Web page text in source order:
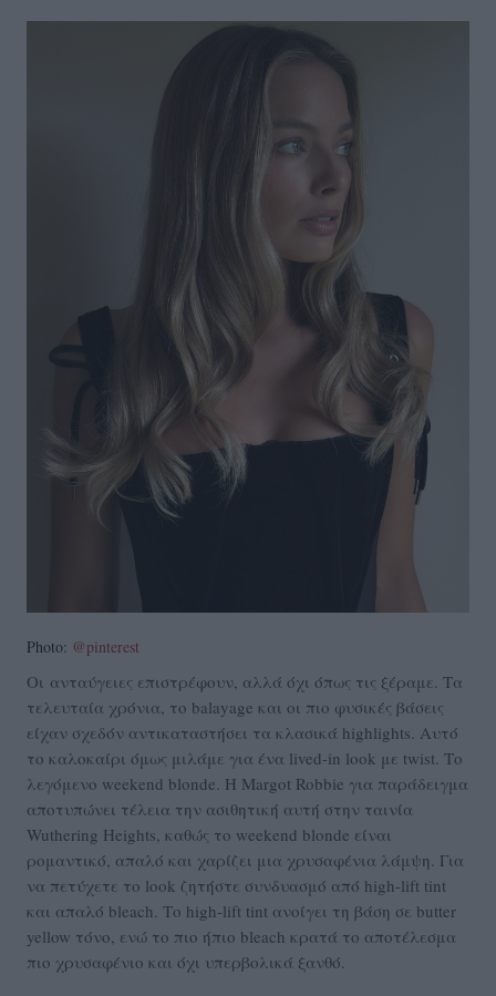
Photo: @pinterest
Οι ανταύγειες επιστρέφουν, αλλά όχι όπως τις ξέραμε. Τα
τελευταία χρόνια, το balayage και οι πιο φυσικές βάσεις
είχαν σχεδόν αντικαταστήσει τα κλασικά highlights. Αυτό
το καλοκαίρι όμως μιλάμε για ένα lived-in look με twist. Το
λεγόμενο weekend blonde. H Margot Robbie για παράδειγμα
αποτυπώνει τέλεια την ασιθητική αυτή στην ταινία
Wuthering Heights, καθώς το weekend blonde είναι
ρομαντικό, απαλό και χαρίζει μια χρυσαφένια λάμψη. Για
να πετύχετε το look ζητήστε συνδυασμό από high-lift tint
και απαλό bleach. Το high-lift tint ανοίγει τη βάση σε butter
yellow τόνο, ενώ το πιο ήπιο bleach κρατά το αποτέλεσμα
πιο χρυσαφένιο και όχι υπερβολικά ξανθό.